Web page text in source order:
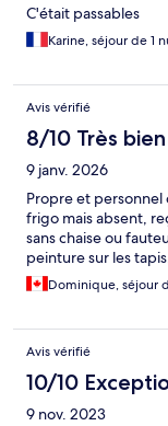
C'était passables
Karine, séjour de 1
Avis vérifié
8/10 Très bien
9 janv. 2026
Propre et
frigo mais absent,
sans chaise ou
peinture sur les
Dominique, séjour
Avis vérifié
10/10
9 nov. 2023